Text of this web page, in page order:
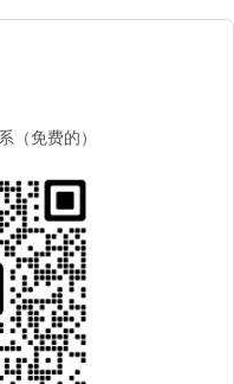
（免费的）